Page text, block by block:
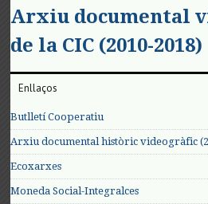
Arxiu documental
de la CIC (2010-2018)
Enllaços
Butlletí Cooperatiu
Arxiu documental històric videogràfic
Ecoxarxes
Moneda Social-Integralces